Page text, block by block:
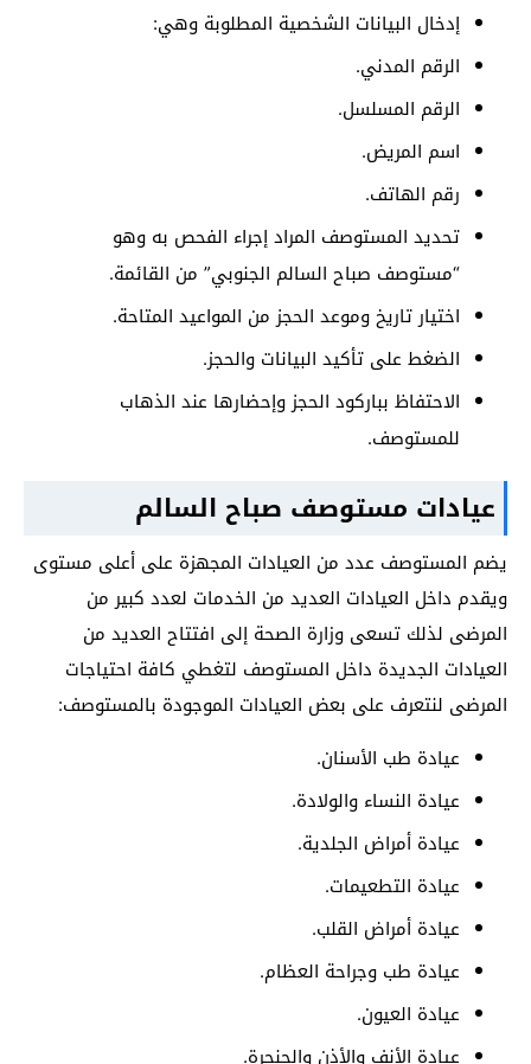
إدخال البيانات الشخصية المطلوبة وهي:
الرقم المدني.
الرقم المسلسل.
اسم المريض.
رقم الهاتف.
تحديد المستوصف المراد إجراء الفحص به وهو
“مستوصف صباح السالم الجنوبي” من القائمة.
اختيار تاريخ وموعد الحجز من المواعيد المتاحة.
الضغط على تأكيد البيانات والحجز.
الاحتفاظ بباركود الحجز وإحضارها عند الذهاب
للمستوصف.
عيادات مستوصف صباح السالم
يضم المستوصف عدد من العيادات المجهزة على أعلى مستوى
ويقدم داخل العيادات العديد من الخدمات لعدد كبير من
المرضى لذلك تسعى وزارة الصحة إلى افتتاح العديد من
العيادات الجديدة داخل المستوصف لتغطي كافة احتياجات
المرضى لنتعرف على بعض العيادات الموجودة بالمستوصف:
عيادة طب الأسنان.
عيادة النساء والولادة.
عيادة أمراض الجلدية.
عيادة التطعيمات.
عيادة أمراض القلب.
عيادة طب وجراحة العظام.
عيادة العيون.
عيادة الأنف والأذن والحنجرة.